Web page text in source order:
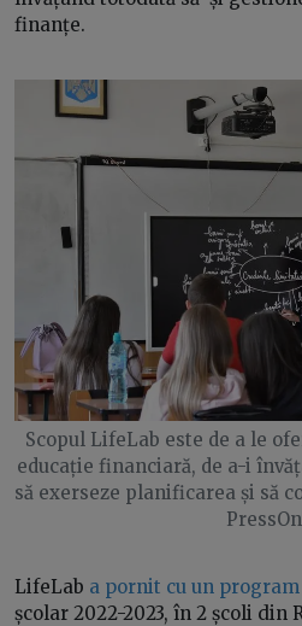
finanțe.
Scopul LifeLab este de a le
educație financiară, de a-i
să exerseze planificarea și să
LifeLab a pornit cu un
școlar 2022-2023, în 2 școli din